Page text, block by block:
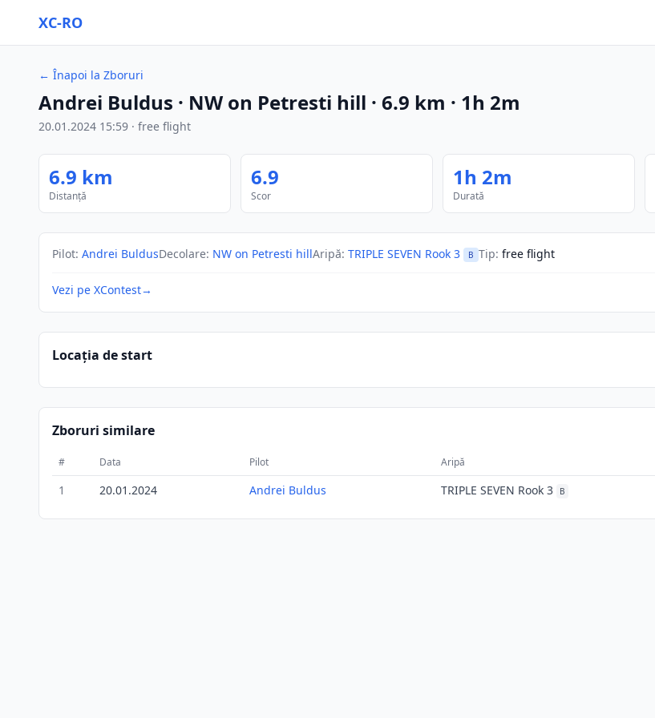
XC-RO
← Înapoi la Zboruri
Andrei Buldus · NW on Petresti hill · 6.9 km · 1h 2m
20.01.2024 15:59 · free flight
6.9 km
Distanță
6.9
Scor
1h 2m
Durată
Pilot: Andrei BuldusDecolare: NW on Petresti hillAripă: TRIPLE SEVEN Rook 3 B Tip: free flight
Vezi pe XContest→
Locația de start
Zboruri similare
# Data Pilot Aripă
1 20.01.2024 Andrei Buldus TRIPLE SEVEN Rook 3 B